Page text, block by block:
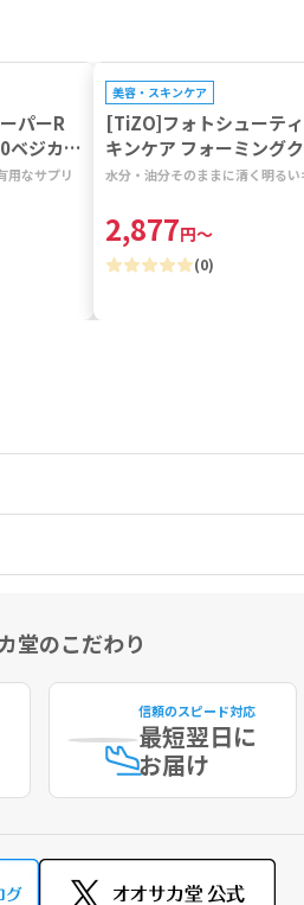
パーR
ベジカプ
用なサプリ
美容・スキンケア
[TiZO]フォトシューテ
キンケア フォーミング
ー 【1本118ml】
水分・油分そのままに清く明る
2,877円～
(0)
堂のこだわり
信頼のスピード対応
最短翌日に
お届け